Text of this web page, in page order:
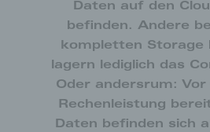
Daten auf den
befinden. Andere
kompletten Storage
lagern lediglich das
Oder andersrum:
Rechenleistung
Daten befinden sich
und Versionen, (2) das vom
verwendete Betriebssystem,
von welcher ein zugreifendes
Internetseite gelangt
Unterwebseiten, welche über
System auf unserer
werden, (5) das Datum und
Zugriffs auf die Internetseite,